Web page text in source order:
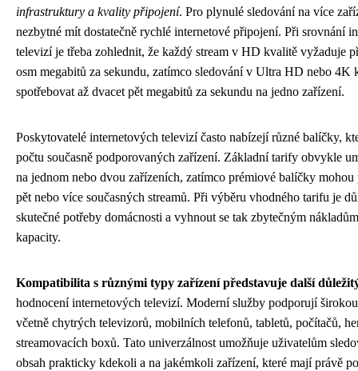
infrastruktury a kvality připojení. Pro plynulé sledování na více
nezbytné mít dostatečně rychlé internetové připojení. Při srovnání
televizí je třeba zohlednit, že každý stream v HD kvalitě vyžaduje
osm megabitů za sekundu, zatímco sledování v Ultra HD nebo 4K
spotřebovat až dvacet pět megabitů za sekundu na jedno zařízení.
Poskytovatelé internetových televizí často nabízejí různé balíčky,
počtu současně podporovaných zařízení. Základní tarify obvykle
na jednom nebo dvou zařízeních, zatímco prémiové balíčky mohou
pět nebo více současných streamů. Při výběru vhodného tarifu je
skutečné potřeby domácnosti a vyhnout se tak zbytečným
kapacity.
Kompatibilita s různými typy zařízení představuje další
hodnocení internetových televizí. Moderní služby podporují
včetně chytrých televizorů, mobilních telefonů, tabletů, počítačů,
streamovacích boxů. Tato univerzálnost umožňuje uživatelům
obsah prakticky kdekoli a na jakémkoli zařízení, které mají právě